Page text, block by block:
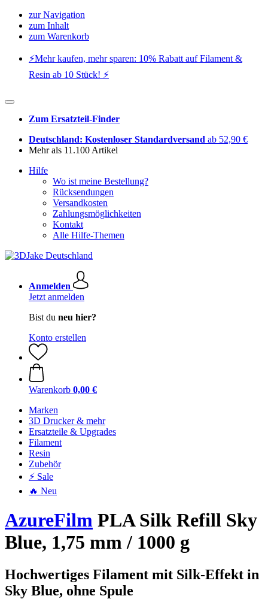
zur Navigation
zum Inhalt
zum Warenkorb
⚡️Mehr kaufen, mehr sparen: 10% Rabatt auf Filament &
Resin ab 10 Stück! ⚡️
Zum Ersatzteil-Finder
Deutschland: Kostenloser Standardversand ab 52,90 €
Mehr als 11.100 Artikel
Hilfe
Wo ist meine Bestellung?
Rücksendungen
Versandkosten
Zahlungsmöglichkeiten
Kontakt
Alle Hilfe-Themen
Anmelden
Jetzt anmelden
Bist du neu hier?
Konto erstellen
Warenkorb 0,00 €
Marken
3D Drucker & mehr
Ersatzteile & Upgrades
Filament
Resin
Zubehör
⚡ Sale
🔥 Neu
AzureFilm PLA Silk Refill Sky
Blue, 1,75 mm / 1000 g
Hochwertiges Filament mit Silk-Effekt in
Sky Blue, ohne Spule